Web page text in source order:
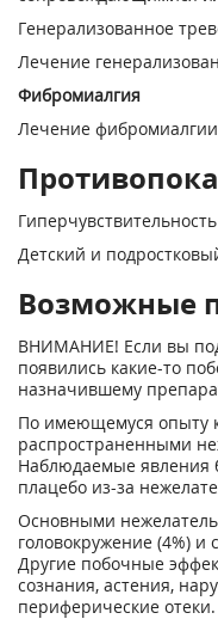
Генерализованное
Лечение
Фибромиалгия
Лечение
Детский и
Возможные
ВНИМАНИЕ! Если вы
появились какие-то
назначившему
По имеющемуся опыту
распространенными
Наблюдаемые явления
плацебо из-за
Основными
головокружение (4%) и
Другие побочные
сознания, астения,
периферические отеки.